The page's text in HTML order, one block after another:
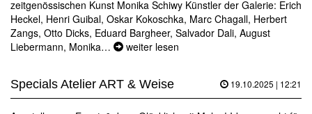
zeitgenössischen Kunst Monika Schiwy Künstler der Galerie: Erich
Heckel, Henri Guibal, Oskar Kokoschka, Marc Chagall, Herbert
Zangs, Otto Dicks, Eduard Bargheer, Salvador Dali, August
Liebermann, Monika…
weiter lesen
19.10.2025 | 12:21
Specials Atelier ART & Weise